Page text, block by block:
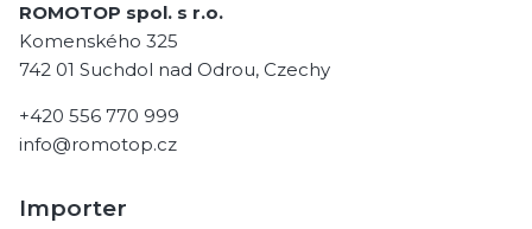
ROMOTOP spol. s r.o.
Komenského 325
742 01 Suchdol nad Odrou, Czechy
+420 556 770 999
info@romotop.cz
Importer